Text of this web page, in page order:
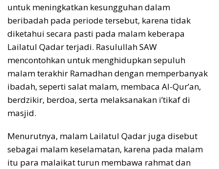
untuk meningkatkan kesungguhan dalam
beribadah pada periode tersebut, karena tidak
diketahui secara pasti pada malam keberapa
Lailatul Qadar terjadi. Rasulullah SAW
mencontohkan untuk menghidupkan sepuluh
malam terakhir Ramadhan dengan memperbanyak
ibadah, seperti salat malam, membaca Al-Qur’an,
berdzikir, berdoa, serta melaksanakan i’tikaf di
masjid.
Menurutnya, malam Lailatul Qadar juga disebut
sebagai malam keselamatan, karena pada malam
itu para malaikat turun membawa rahmat dan